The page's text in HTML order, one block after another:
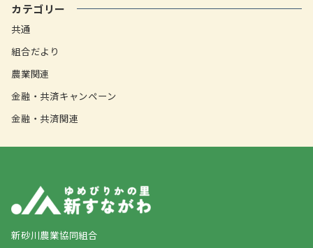
イ
ブ
カテゴリー
共通
組合だより
農業関連
金融・共済キャンペーン
金融・共済関連
新砂川農業協同組合